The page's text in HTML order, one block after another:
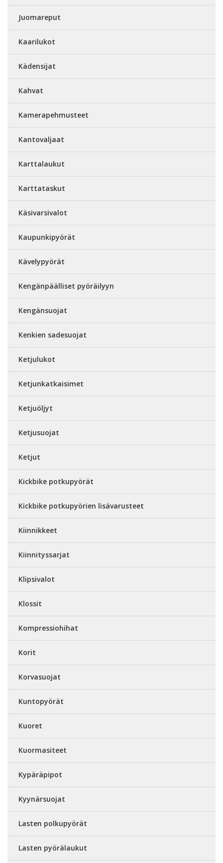
Juomareput
Kaarilukot
Kädensijat
Kahvat
Kamerapehmusteet
Kantovaljaat
Karttalaukut
Karttataskut
Käsivarsivalot
Kaupunkipyörät
Kävelypyörät
Kengänpäälliset pyöräilyyn
Kengänsuojat
Kenkien sadesuojat
Ketjulukot
Ketjunkatkaisimet
Ketjuöljyt
Ketjusuojat
Ketjut
Kickbike potkupyörät
Kickbike potkupyörien lisävarusteet
Kiinnikkeet
Kiinnityssarjat
Klipsivalot
Klossit
Kompressiohihat
Korit
Korvasuojat
Kuntopyörät
Kuoret
Kuormasiteet
Kypäräpipot
Kyynärsuojat
Lasten polkupyörät
Lasten pyörälaukut